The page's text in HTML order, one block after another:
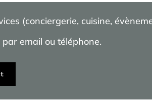
(conciergerie, cuisine,
email ou téléphone.